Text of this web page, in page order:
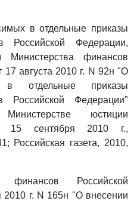
в отдельные приказы
Российской Федерации,
Министерства финансов
17 августа 2010 г. N 92н "О
в отдельные приказы
Российской Федерации"
юстиции
15 сентября 2010 г.,
Российская газета, 2010,
финансов Российской
г. N 165н "О внесении